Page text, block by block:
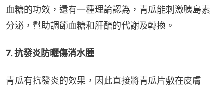
血糖的功效，還有一種理論認為，青瓜能刺激胰島素
分泌，幫助調節血糖和肝醣的代謝及轉換。
7. 抗發炎防曬傷消水腫
青瓜有抗發炎的效果，因此直接將青瓜片敷在皮膚